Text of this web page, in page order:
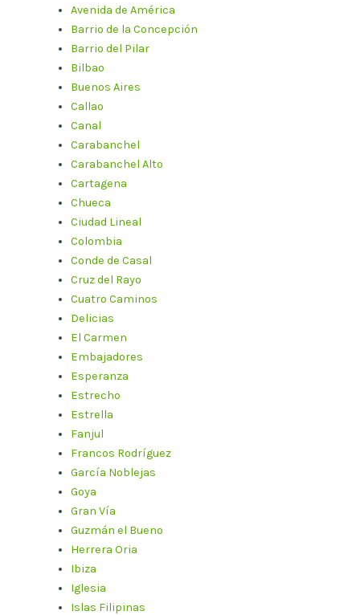
Avenida de América
Barrio de la Concepción
Barrio del Pilar
Bilbao
Buenos Aires
Callao
Canal
Carabanchel
Carabanchel Alto
Cartagena
Chueca
Ciudad Lineal
Colombia
Conde de Casal
Cruz del Rayo
Cuatro Caminos
Delicias
El Carmen
Embajadores
Esperanza
Estrecho
Estrella
Fanjul
Francos Rodríguez
García Noblejas
Goya
Gran Vía
Guzmán el Bueno
Herrera Oria
Ibiza
Iglesia
Islas Filipinas